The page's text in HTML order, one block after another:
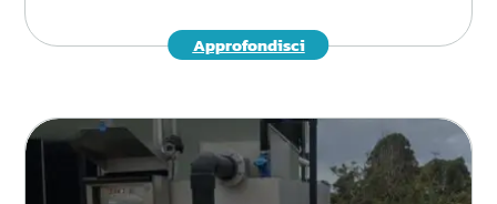
Approfondisci